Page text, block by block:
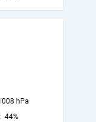
hPa
44%